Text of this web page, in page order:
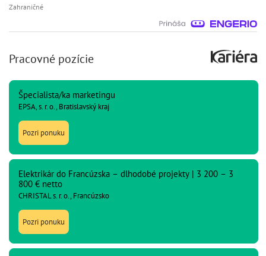
Zahraničné
Pracovné pozície
Špecialista/ka marketingu
EPSA, s. r. o., Bratislavský kraj
Pozri ponuku
Elektrikár do Francúzska – dlhodobé projekty | 3 200 – 3
800 € netto
CHRISTAL s. r. o., Francúzsko
Pozri ponuku